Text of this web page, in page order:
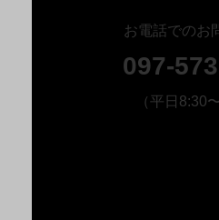
お電話でのお
097-
（平日8:30